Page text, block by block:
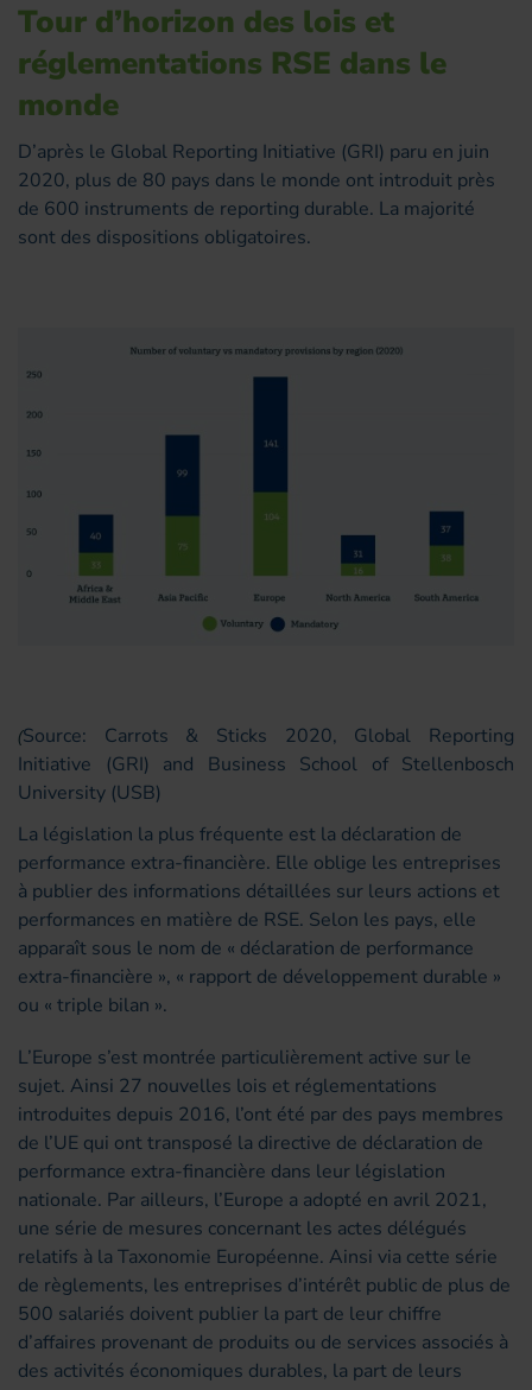
Tour d’horizon des lois et
réglementations RSE dans le
monde
D’après le Global Reporting Initiative (GRI) paru en juin
2020, plus de 80 pays dans le monde ont introduit près
de 600 instruments de reporting durable. La majorité
sont des dispositions obligatoires.
(Source: Carrots & Sticks 2020, Global Reporting
Initiative (GRI) and Business School of Stellenbosch
University (USB)
La législation la plus fréquente est la déclaration de
performance extra-financière. Elle oblige les entreprises
à publier des informations détaillées sur leurs actions et
performances en matière de RSE. Selon les pays, elle
apparaît sous le nom de « déclaration de performance
extra-financière », « rapport de développement durable »
ou « triple bilan ».
L’Europe s’est montrée particulièrement active sur le
sujet. Ainsi 27 nouvelles lois et réglementations
introduites depuis 2016, l’ont été par des pays membres
de l’UE qui ont transposé la directive de déclaration de
performance extra-financière dans leur législation
nationale. Par ailleurs, l’Europe a adopté en avril 2021,
une série de mesures concernant les actes délégués
relatifs à la Taxonomie Européenne. Ainsi via cette série
de règlements, les entreprises d’intérêt public de plus de
500 salariés doivent publier la part de leur chiffre
d’affaires provenant de produits ou de services associés à
des activités économiques durables, la part de leurs